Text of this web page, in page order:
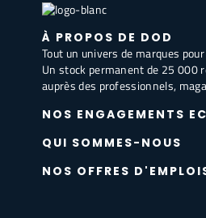
À PROPOS DE DOD
Tout un univers de marques
Un stock permanent de 25 000
auprès des professionnels,
NOS ENGAGEMENTS
QUI SOMMES-NOUS
NOS OFFRES